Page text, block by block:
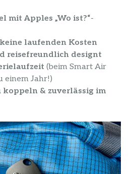
mit Apples „Wo ist?“-
laufenden Kosten
reisefreundlich designt
(beim Smart Air
einem Jahr!)
koppeln & zuverlässig im